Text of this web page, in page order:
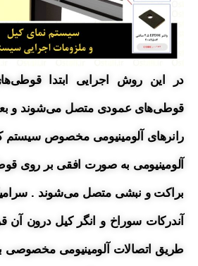
در این روش اجرایی ابتدا
قوطی‌های عمودی متصل می‌شوند و
رانرهای آلومینیومی مخصوص سیستم
آلومینیومی به صورت افقی بر روی
براکت و نبشی متصل می‌شوند .
آندرکات سوراخ و انگر کیل درون آن